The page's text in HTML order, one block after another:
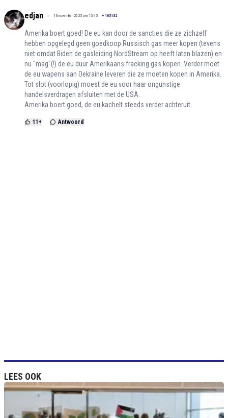
edjan 13 november 2025 om 15:45 + 105132
Amerika boert goed! De eu kan door de sancties die ze zichzelf
hebben opgelegd geen goedkoop Russisch gas meer kopen (tevens
niet omdat Biden de gasleiding NordStream op heeft laten blazen) en
nu "mag"(!) de eu duur Amerikaans fracking gas kopen. Verder moet
de eu wapens aan Oekraine leveren die ze moeten kopen in Amerika.
Tot slot (voorlopig) moest de eu voor haar ongunstige
handelsverdragen afsluiten met de USA.
Amerika boert goed, de eu kachelt steeds verder achteruit.
11 + Antwoord
LEES OOK